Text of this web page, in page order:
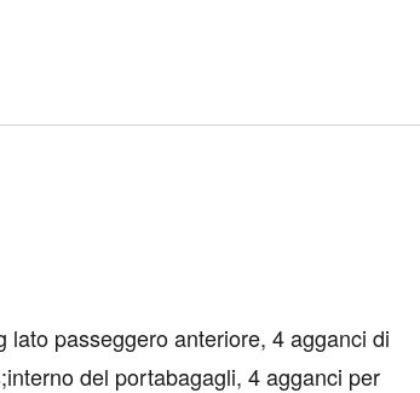
lato passeggero anteriore, 4 agganci di
del portabagagli, 4 agganci per